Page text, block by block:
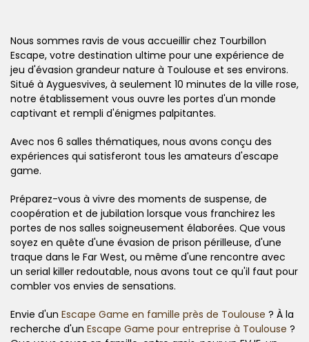
Nous sommes ravis de vous accueillir chez Tourbillon
Escape, votre destination ultime pour une expérience de
jeu d'évasion grandeur nature à Toulouse et ses environs.
Situé à Ayguesvives, à seulement 10 minutes de la ville rose,
notre établissement vous ouvre les portes d'un monde
captivant et rempli d'énigmes palpitantes.
Avec nos 6 salles thématiques, nous avons conçu des
expériences qui satisferont tous les amateurs d'escape
game.
Préparez-vous à vivre des moments de suspense, de
coopération et de jubilation lorsque vous franchirez les
portes de nos salles soigneusement élaborées. Que vous
soyez en quête d'une évasion de prison périlleuse, d'une
traque dans le Far West, ou même d'une rencontre avec
un serial killer redoutable, nous avons tout ce qu'il faut pour
combler vos envies de sensations.
Envie d'un Escape Game en famille près de Toulouse ? À la
recherche d'un Escape Game pour entreprise à Toulouse ?